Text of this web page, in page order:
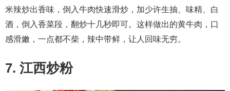
米辣炒出香味，倒入牛肉快速滑炒，加少许生抽、味精、白
酒，倒入香菜段，翻炒十几秒即可。这样做出的黄牛肉，口
感滑嫩，一点都不柴，辣中带鲜，让人回味无穷。
7. 江西炒粉